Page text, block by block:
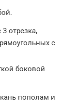
отрезка,
с
боковой
пополам и